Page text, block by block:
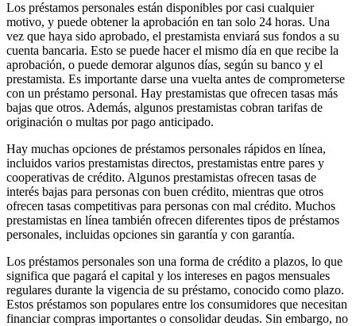
Los préstamos personales están disponibles por casi cualquier
motivo, y puede obtener la aprobación en tan solo 24 horas. Una
vez que haya sido aprobado, el prestamista enviará sus fondos a su
cuenta bancaria. Esto se puede hacer el mismo día en que recibe la
aprobación, o puede demorar algunos días, según su banco y el
prestamista. Es importante darse una vuelta antes de comprometerse
con un préstamo personal. Hay prestamistas que ofrecen tasas más
bajas que otros. Además, algunos prestamistas cobran tarifas de
originación o multas por pago anticipado.
Hay muchas opciones de préstamos personales rápidos en línea,
incluidos varios prestamistas directos, prestamistas entre pares y
cooperativas de crédito. Algunos prestamistas ofrecen tasas de
interés bajas para personas con buen crédito, mientras que otros
ofrecen tasas competitivas para personas con mal crédito. Muchos
prestamistas en línea también ofrecen diferentes tipos de préstamos
personales, incluidas opciones sin garantía y con garantía.
Los préstamos personales son una forma de crédito a plazos, lo que
significa que pagará el capital y los intereses en pagos mensuales
regulares durante la vigencia de su préstamo, conocido como plazo.
Estos préstamos son populares entre los consumidores que necesitan
financiar compras importantes o consolidar deudas. Sin embargo, no